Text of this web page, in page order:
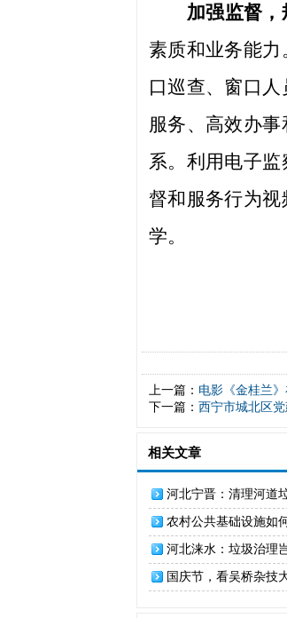
加强监督，
素质和业务能
口巡查、窗口
服务、高效办
系。利用电子
督和服务行为
学。
上一篇： 电影《金桂兰
下一篇： 西宁市城北区
相关文章
河北宁晋：清理河道
农村公共基础设施如
案
河北涞水：垃圾治理
国庆节，看吴桥杂技